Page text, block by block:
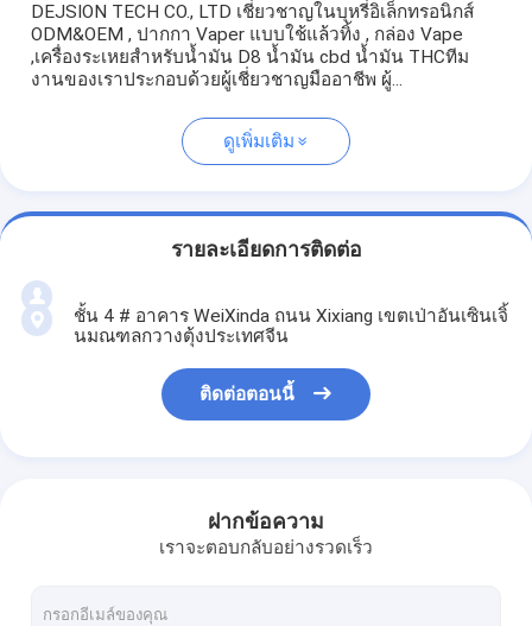
DEJSION TECH CO., LTD เชี่ยวชาญในบุหรี่อิเล็กทรอนิกส์
ODM&OEM , ปากกา Vaper แบบใช้แล้วทิ้ง , กล่อง Vape
,เครื่องระเหยสำหรับน้ำมัน D8 น้ำมัน cbd น้ำมัน THCทีม
งานของเราประกอบด้วยผู้เชี่ยวชาญมืออาชีพ ผู้...
ดูเพิ่มเติม
รายละเอียดการติดต่อ
ชั้น 4 # อาคาร WeiXinda ถนน Xixiang เขตเป่าอันเซินเจิ้
นมณฑลกวางตุ้งประเทศจีน
ติดต่อตอนนี้
ฝากข้อความ
เราจะตอบกลับอย่างรวดเร็ว